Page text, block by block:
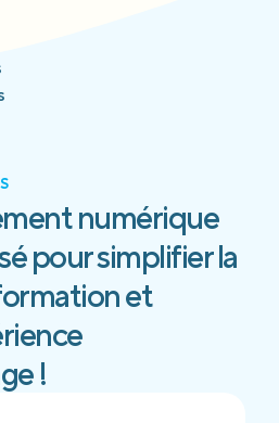
numérique
pour simplifier la
et
!